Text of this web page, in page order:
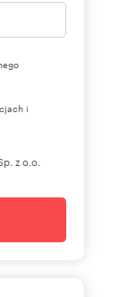
i
z o.o.